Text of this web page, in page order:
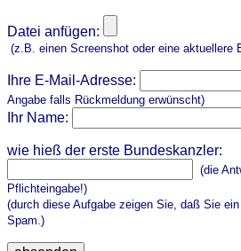
Datei anfügen:
(z.B. einen Screenshot oder eine aktuellere
Ihre E-Mail-Adresse:
Angabe falls Rückmeldung erwünscht)
Ihr Name:
wie hieß der erste Bundeskanzler:
(die
Pflichteingabe!)
(durch diese Aufgabe zeigen Sie, daß Sie
Spam.)